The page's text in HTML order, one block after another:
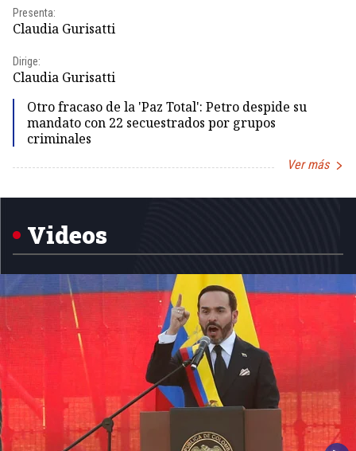
Presenta:
Claudia Gurisatti
Dirige:
Claudia Gurisatti
Otro fracaso de la 'Paz Total': Petro despide su
mandato con 22 secuestrados por grupos
criminales
Ver más
Videos